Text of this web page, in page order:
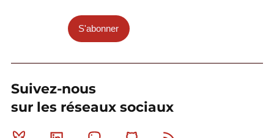
S'abonner
Suivez-nous
sur les réseaux sociaux